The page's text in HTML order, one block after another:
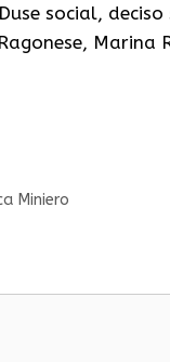
social,
Marina
Miniero